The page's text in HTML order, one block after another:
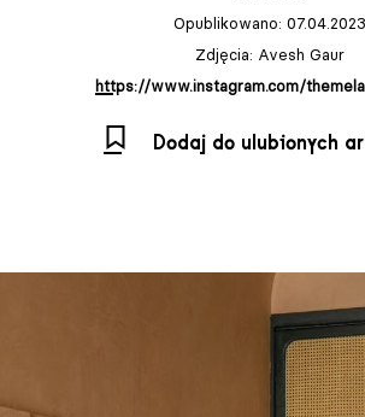
Opublikowano: 07.04.2023
Zdjęcia: Avesh Gaur
https://www.instagram.com/
Dodaj do ulubionych